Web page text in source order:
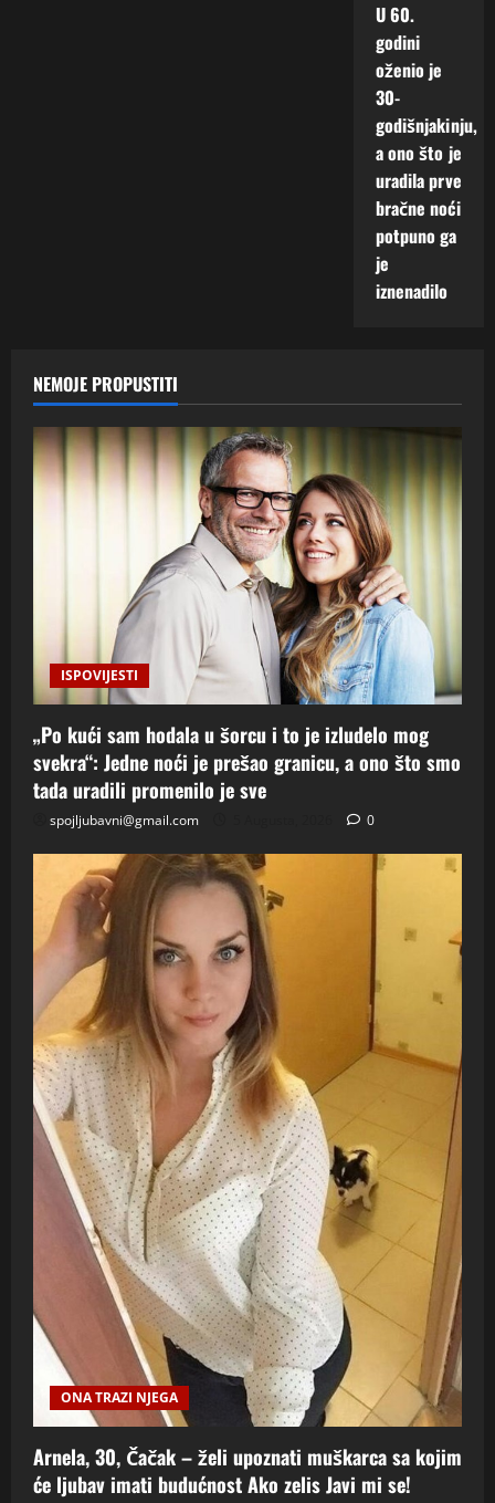
U 60.
godini
oženio je
30-
godišnjakinju,
a ono što je
uradila prve
bračne noći
potpuno ga
je
iznenadilo
NEMOJE PROPUSTITI
ISPOVIJESTI
„Po kući sam hodala u šorcu i to je izludelo mog
svekra“: Jedne noći je prešao granicu, a ono što smo
tada uradili promenilo je sve
spojljubavni@gmail.com 0
ONA TRAZI NJEGA
Arnela, 30, Čačak – želi upoznati muškarca sa kojim
će ljubav imati budućnost Ako zelis Javi mi se!